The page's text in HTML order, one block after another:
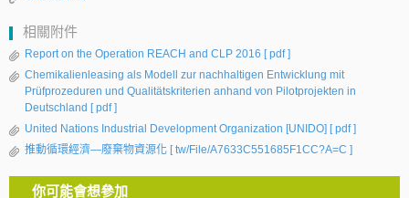
相關附件
Report on the Operation REACH and CLP 2016 [ pdf ]
Chemikalienleasing als Modell zur nachhaltigen Entwicklung mit
Prüfprozeduren und Qualitätskriterien anhand von Pilotprojekten in
Deutschland [ pdf ]
United Nations Industrial Development Organization [UNIDO] [ pdf ]
推動循環經濟—廢棄物資源化 [ tw/File/A7633C551685F1CC?A=C ]
你可能會想參加